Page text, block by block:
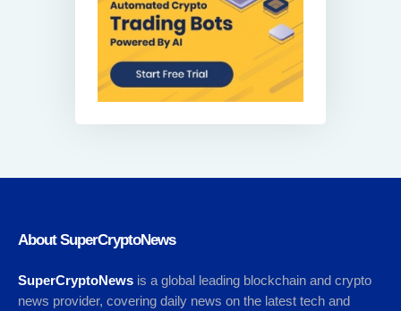
About SuperCryptoNews
SuperCryptoNews is a global leading blockchain and crypto
news provider, covering daily news on the latest tech and